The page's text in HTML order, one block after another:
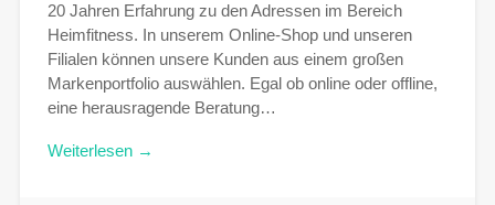
20 Jahren Erfahrung zu den Adressen im Bereich
Heimfitness. In unserem Online-Shop und unseren
Filialen können unsere Kunden aus einem großen
Markenportfolio auswählen. Egal ob online oder offline,
eine herausragende Beratung…
Weiterlesen →